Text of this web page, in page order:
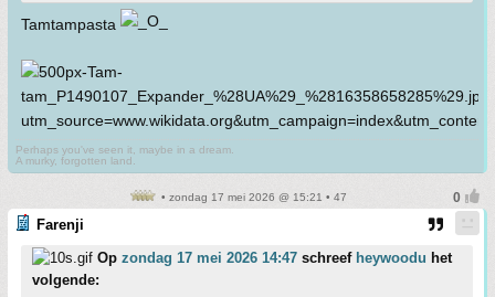
Tamtampasta
Perhaps you've seen it, maybe in a dream.
A murky, forgotten land.
• zondag 17 mei 2026 @ 15:21 • 47
Farenji
Op zondag 17 mei 2026 14:47 schreef heywoodu het
volgende: